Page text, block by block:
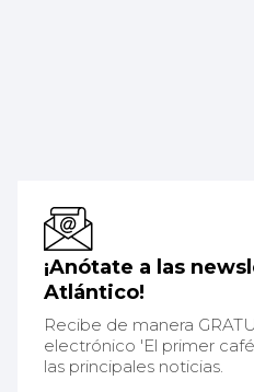
¡Anótate a las
Atlántico!
Recibe de manera
electrónico 'El primer
las principales noticias.